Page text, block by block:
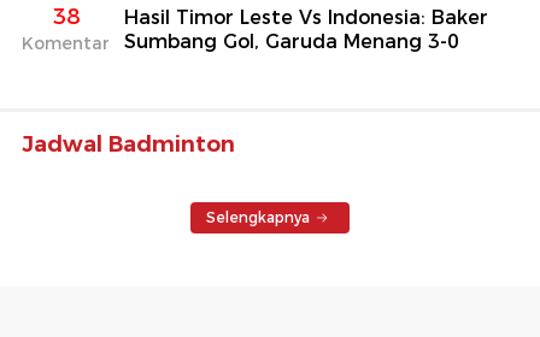
38
Komentar
Hasil Timor Leste Vs Indonesia: Baker
Sumbang Gol, Garuda Menang 3-0
Jadwal Badminton
Selengkapnya